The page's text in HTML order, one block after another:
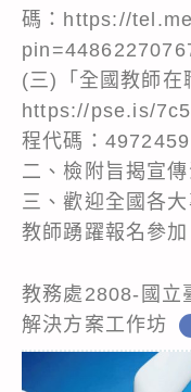
碼：https://
(三)「全國教師在
https://pse.is/
程代碼：4972459
二、檢附旨揭宣
三、歡迎全國各
教師踴躍報名參加
教務處2808-國立
解決方案工作坊